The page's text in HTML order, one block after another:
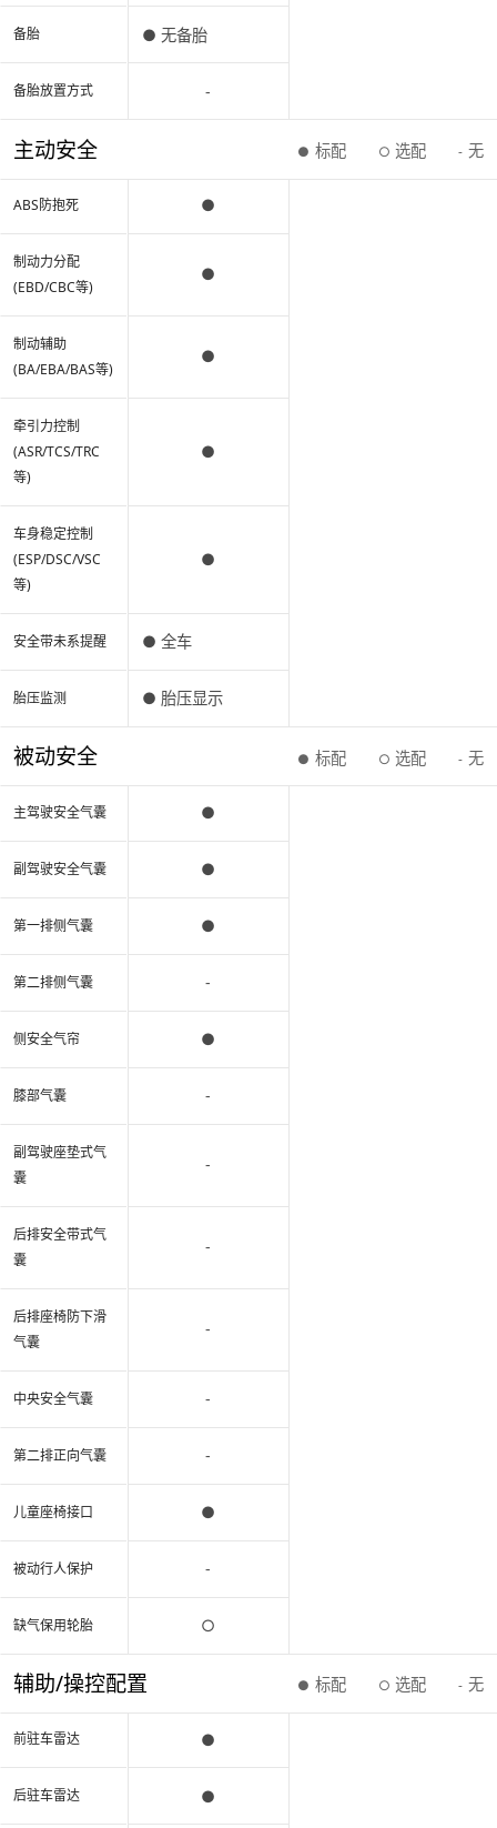
备胎
备胎放置方式
主动安全 ● 标配 ○ 选配 - 无
ABS防抱死
制动力分配
(EBD/CBC等)
制动辅助
(BA/EBA/BAS等)
牵引力控制
(ASR/TCS/TRC
等)
车身稳定控制
(ESP/DSC/VSC
等)
安全带未系提醒
胎压监测
被动安全 ● 标配 ○ 选配 - 无
主驾驶安全气囊
副驾驶安全气囊
第一排侧气囊
第二排侧气囊
侧安全气帘
膝部气囊
副驾驶座垫式气
囊
后排安全带式气
囊
后排座椅防下滑
气囊
中央安全气囊
第二排正向气囊
儿童座椅接口
被动行人保护
缺气保用轮胎
辅助/操控配置 ● 标配 ○ 选配 - 无
前驻车雷达
后驻车雷达
● 无备胎
-
●
●
●
●
●
● 全车
● 胎压显示
●
●
●
-
●
-
-
-
-
-
-
●
-
○
●
●